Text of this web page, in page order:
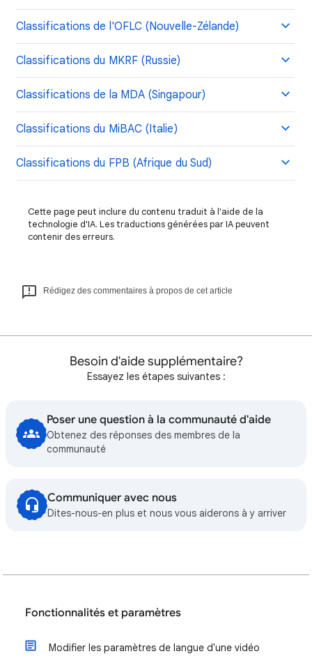
Classifications de l'OFLC (Nouvelle-Zélande)
Classifications du MKRF (Russie)
Classifications de la MDA (Singapour)
Classifications du MiBAC (Italie)
Classifications du FPB (Afrique du Sud)
Cette page peut inclure du contenu traduit à l'aide de la
technologie d'IA. Les traductions générées par IA peuvent
contenir des erreurs.
Rédigez des commentaires à propos de cet article
Besoin d'aide supplémentaire?
Essayez les étapes suivantes :
Poser une question à la communauté d'aide
Obtenez des réponses des membres de la
communauté
Communiquer avec nous
Dites-nous-en plus et nous vous aiderons à y arriver
Fonctionnalités et paramètres
Modifier les paramètres de langue d'une vidéo